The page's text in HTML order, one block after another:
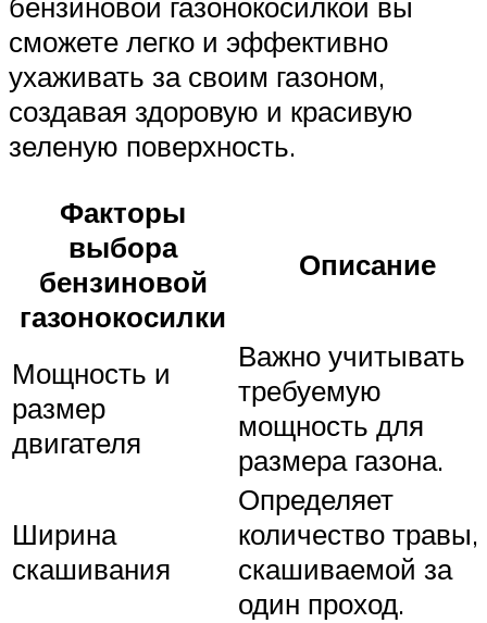
бензиновой газонокосилкой вы
сможете легко и эффективно
ухаживать за своим газоном,
создавая здоровую и красивую
зеленую поверхность.
Факторы
выбора
бензиновой
газонокосилки
Описание
Мощность и
размер
двигателя
Важно учитывать
требуемую
мощность для
размера газона.
Ширина
скашивания
Определяет
количество травы,
скашиваемой за
один проход.